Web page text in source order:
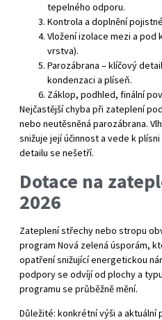
tepelného odporu.
Kontrola a doplnění
Vložení izolace mezi a
vrstva).
Parozábrana – klíčový
kondenzaci a plíseň.
Záklop, podhled, finální
Nejčastější chyba při zateplení
nebo neutěsněná parozábrana.
snižuje její účinnost a vede k
detailu se nešetří.
Dotace na
2026
Zateplení střechy nebo stropu
program Nová zelená úsporám,
opatření snižující energetickou
podpory se odvíjí od plochy a
programu se průběžně mění.
Důležité: konkrétní výši a